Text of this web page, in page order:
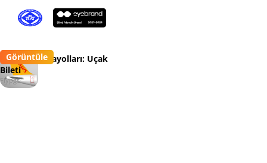
Pegasus Havayolları: Uçak
Bileti
Flypgs
Görüntüle